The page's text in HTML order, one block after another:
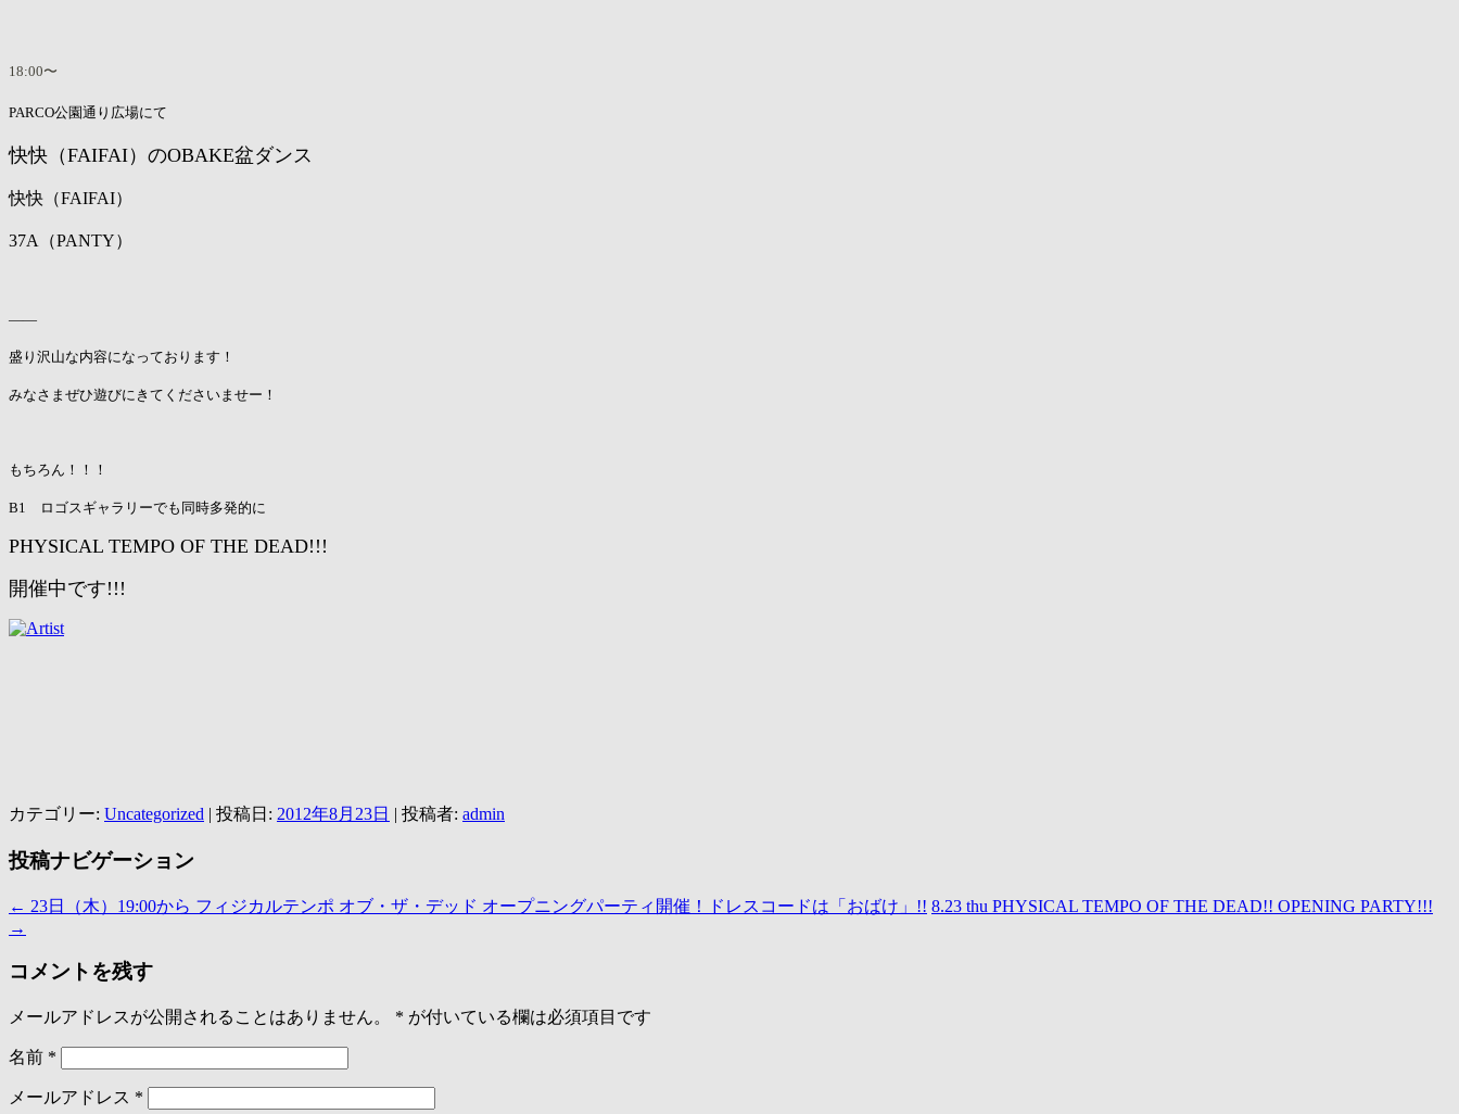
18:00〜
PARCO公園通り広場にて
快快（FAIFAI）のOBAKE盆ダンス
快快（FAIFAI）
37A（PANTY）
——
盛り沢山な内容になっております！
みなさまぜひ遊びにきてくださいませー！
もちろん！！！
B1 ロゴスギャラリーでも同時多発的に
PHYSICAL TEMPO OF THE DEAD!!!
開催中です!!!
カテゴリー: Uncategorized | 投稿日: 2012年8月23日 | 投稿者: admin
投稿ナビゲーション
← 23日（木）19:00から フィジカルテンポ オブ・ザ・デッド オープニングパーティ開催！ドレスコードは「おばけ」!! 8.23 thu PHYSICAL TEMPO OF THE DEAD!! OPENING PARTY!!!
→
コメントを残す
メールアドレスが公開されることはありません。 * が付いている欄は必須項目です
名前 *
メールアドレス *